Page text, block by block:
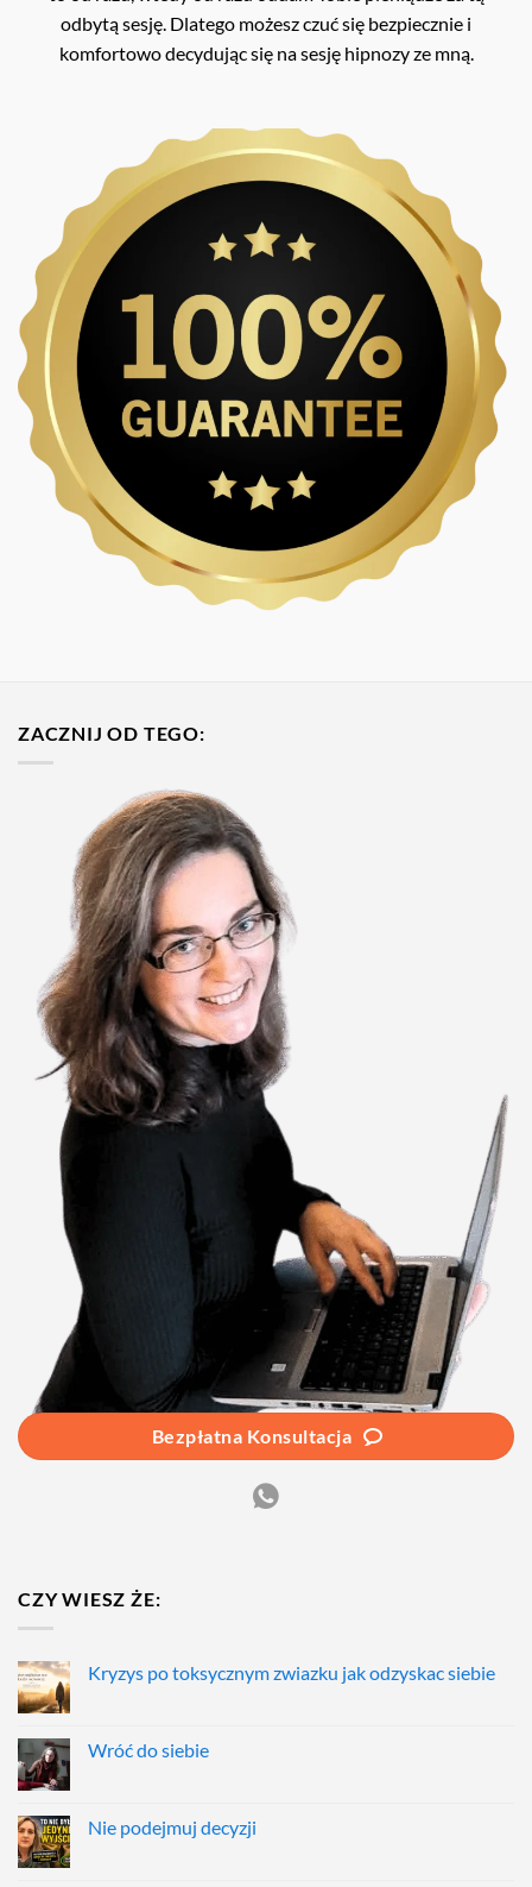
odbytą sesję. Dlatego możesz czuć się bezpiecznie i
komfortowo decydując się na sesję hipnozy ze mną.
ZACZNIJ OD TEGO:
Bezpłatna Konsultacja
CZY WIESZ ŻE:
Kryzys po toksycznym zwiazku jak odzyskac siebie
Wróć do siebie
Nie podejmuj decyzji